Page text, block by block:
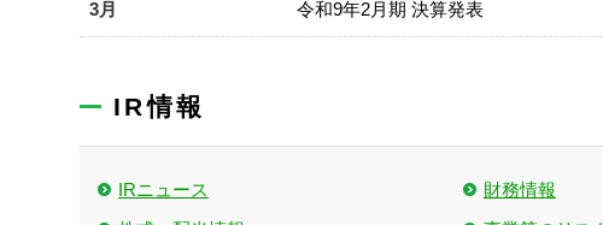
3月 令和9年2月期 決算発表
IR情報
IRニュース 財務情報